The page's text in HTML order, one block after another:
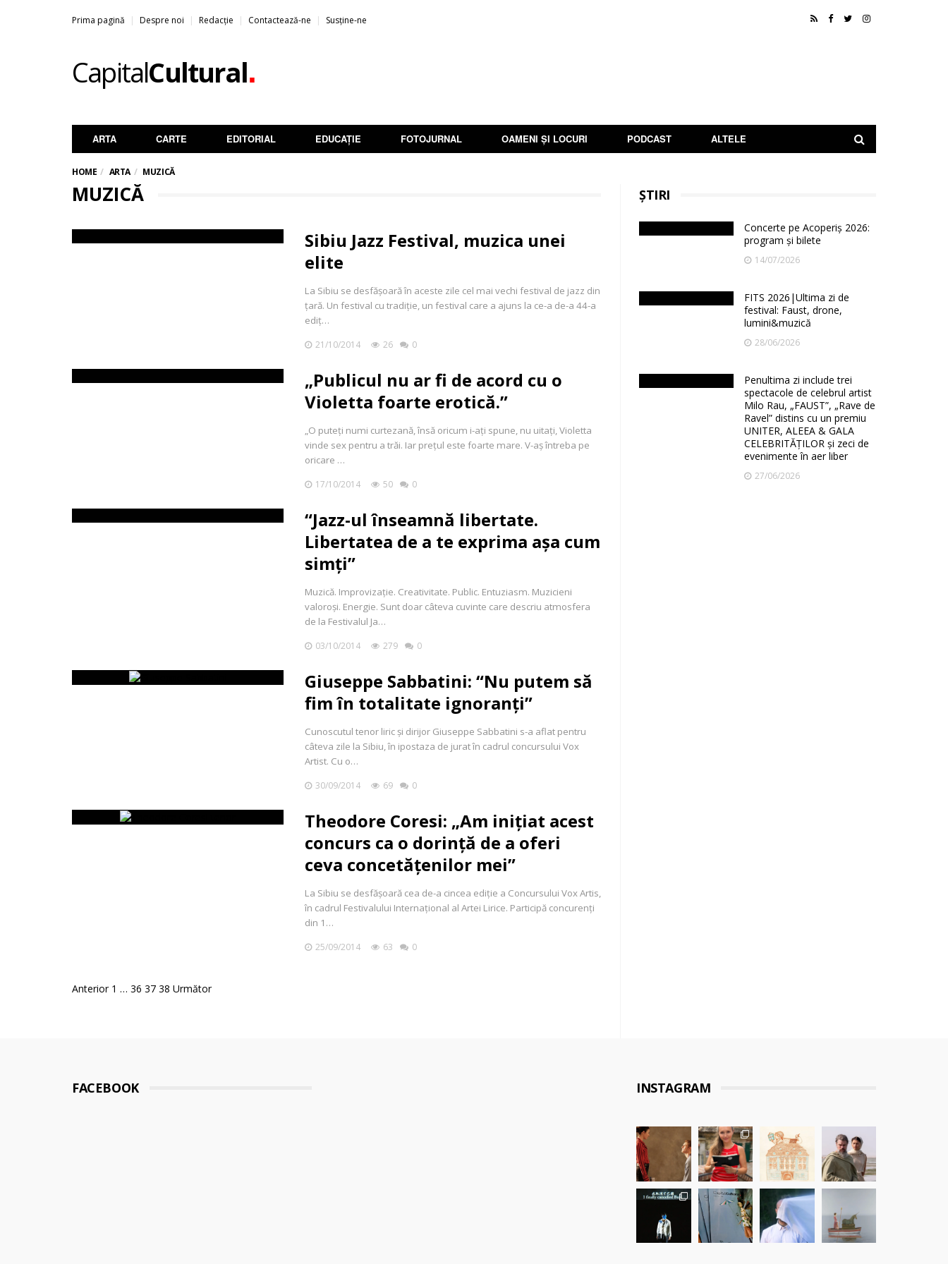
Prima pagină Despre noi Redacție Contactează-ne Susține-ne
CapitalCultural.
ARTA CARTE EDITORIAL EDUCAȚIE FOTOJURNAL OAMENI ȘI LOCURI PODCAST ALTELE
HOME ARTA MUZICĂ
MUZICĂ
Sibiu Jazz Festival, muzica unei
elite
La Sibiu se desfășoară în aceste zile cel mai vechi festival de jazz din
țară. Un festival cu tradiție, un festival care a ajuns la ce-a de-a 44-a
ediț…
21/10/2014 26 0
„Publicul nu ar fi de acord cu o
Violetta foarte erotică.”
„O puteţi numi curtezană, însă oricum i-aţi spune, nu uitaţi, Violetta
vinde sex pentru a trăi. Iar preţul este foarte mare. V-aş întreba pe
oricare …
17/10/2014 50 0
“Jazz-ul înseamnă libertate.
Libertatea de a te exprima așa cum
simți”
Muzică. Improvizație. Creativitate. Public. Entuziasm. Muzicieni
valoroși. Energie. Sunt doar câteva cuvinte care descriu atmosfera
de la Festivalul Ja…
03/10/2014 279 0
Giuseppe Sabbatini: “Nu putem să
fim în totalitate ignoranți”
Cunoscutul tenor liric și dirijor Giuseppe Sabbatini s-a aflat pentru
câteva zile la Sibiu, în ipostaza de jurat în cadrul concursului Vox
Artist. Cu o…
30/09/2014 69 0
Theodore Coresi: „Am inițiat acest
concurs ca o dorință de a oferi
ceva concetățenilor mei”
La Sibiu se desfășoară cea de-a cincea ediție a Concursului Vox Artis,
în cadrul Festivalului Internațional al Artei Lirice. Participă concurenți
din 1…
25/09/2014 63 0
Posts
Anterior 1 … 36 37 38 Următor
ȘTIRI
Concerte pe Acoperiș 2026:
program și bilete
14/07/2026
FITS 2026|Ultima zi de
festival: Faust, drone,
lumini&muzică
28/06/2026
Penultima zi include trei
spectacole de celebrul artist
Milo Rau, „FAUST”, „Rave de
Ravel” distins cu un premiu
UNITER, ALEEA & GALA
CELEBRITĂȚILOR și zeci de
evenimente în aer liber
27/06/2026
FACEBOOK INSTAGRAM